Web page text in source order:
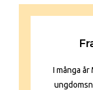
I många